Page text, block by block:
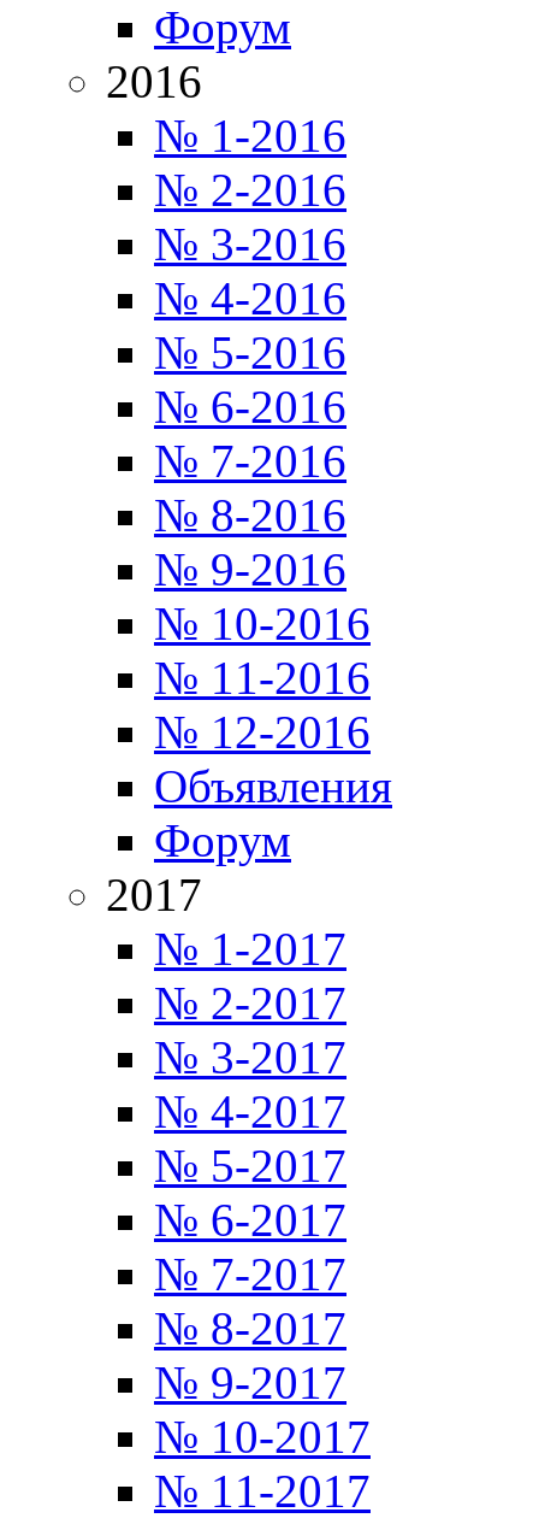
Форум
2016
№ 1-2016
№ 2-2016
№ 3-2016
№ 4-2016
№ 5-2016
№ 6-2016
№ 7-2016
№ 8-2016
№ 9-2016
№ 10-2016
№ 11-2016
№ 12-2016
Объявления
Форум
2017
№ 1-2017
№ 2-2017
№ 3-2017
№ 4-2017
№ 5-2017
№ 6-2017
№ 7-2017
№ 8-2017
№ 9-2017
№ 10-2017
№ 11-2017